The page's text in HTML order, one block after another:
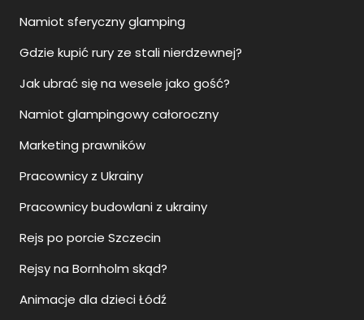
Namiot sferyczny glamping
Gdzie kupić rury ze stali nierdzewnej?
Jak ubrać się na wesele jako gość?
Namiot glampingowy całoroczny
Marketing prawników
Pracownicy z Ukrainy
Pracownicy budowlani z ukrainy
Rejs po porcie Szczecin
Rejsy na Bornholm skąd?
Animacje dla dzieci Łódź